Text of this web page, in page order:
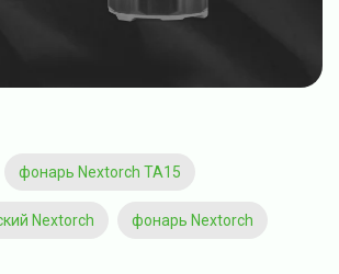
фонарь Nextorch TA15
Nextorch фонарь Nextorch